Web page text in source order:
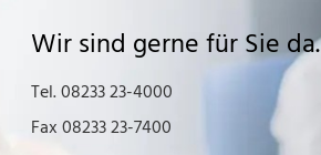
Wir sind gerne für Sie da.
Tel. 08233 23-4000
Fax 08233 23-7400